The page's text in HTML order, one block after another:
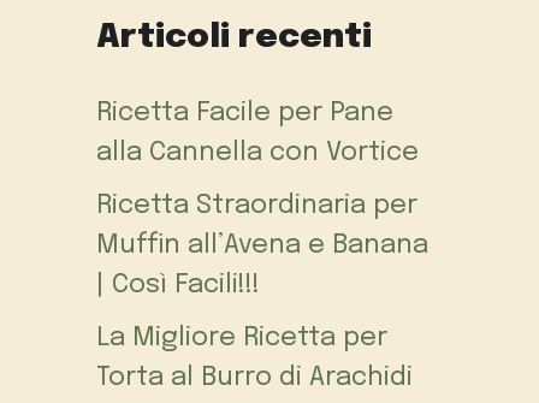
Articoli recenti
Ricetta Facile per Pane
alla Cannella con Vortice
Ricetta Straordinaria per
Muffin all’Avena e Banana
| Così Facili!!!
La Migliore Ricetta per
Torta al Burro di Arachidi